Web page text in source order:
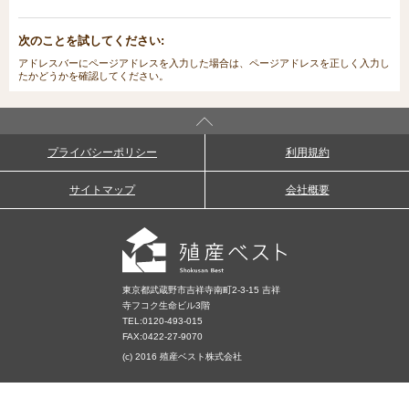
次のことを試してください:
アドレスバーにページアドレスを入力した場合は、ページアドレスを正しく入力し
たかどうかを確認してください。
プライバシーポリシー 利用規約
サイトマップ 会社概要
東京都武蔵野市吉祥寺南町2-3-15 吉祥
寺フコク生命ビル3階
TEL:0120-493-015
FAX:0422-27-9070
(c) 2016 殖産ベスト株式会社